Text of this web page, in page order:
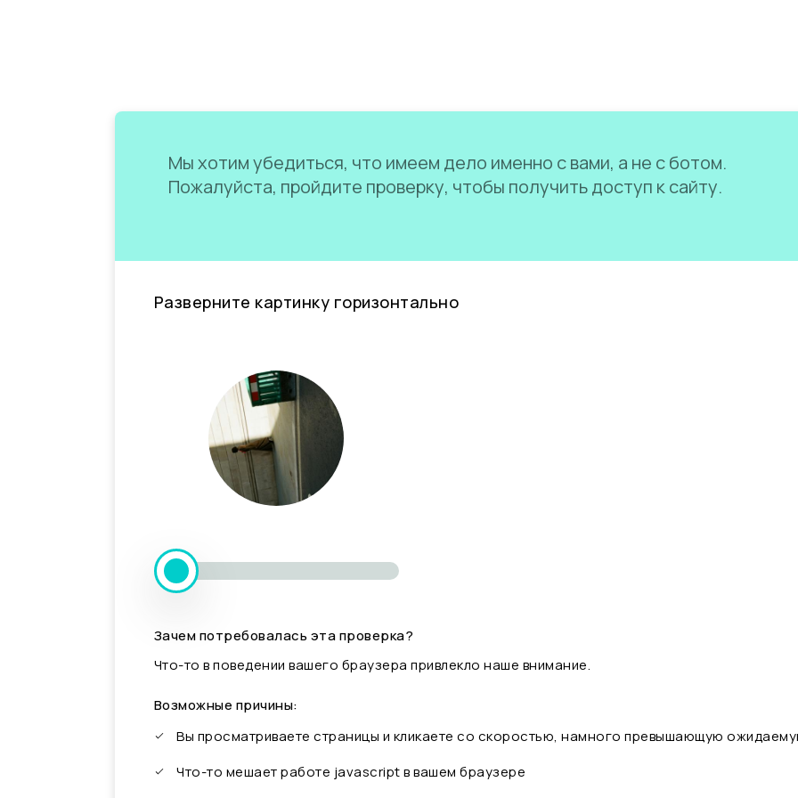
Мы хотим убедиться, что имеем дело именно с вами, а не с ботом.
Пожалуйста, пройдите проверку, чтобы получить доступ к сайту.
Разверните картинку горизонтально
Зачем потребовалась эта проверка?
Что-то в поведении вашего браузера привлекло наше внимание.
Возможные причины:
Вы просматриваете страницы и кликаете со скоростью, намного превышающую
Что-то мешает работе javascript в вашем браузере